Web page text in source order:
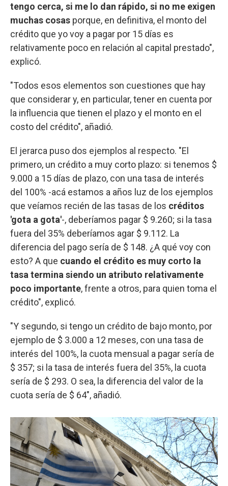
tengo cerca, si me lo dan rápido, si no me exigen
muchas cosas porque, en definitiva, el monto del
crédito que yo voy a pagar por 15 días es
relativamente poco en relación al capital prestado",
explicó.
"Todos esos elementos son cuestiones que hay
que considerar y, en particular, tener en cuenta por
la influencia que tienen el plazo y el monto en el
costo del crédito", añadió.
El jerarca puso dos ejemplos al respecto. "El
primero, un crédito a muy corto plazo: si tenemos $
9.000 a 15 días de plazo, con una tasa de interés
del 100% -acá estamos a años luz de los ejemplos
que veíamos recién de las tasas de los créditos
'gota a gota'-, deberíamos pagar $ 9.260; si la tasa
fuera del 35% deberíamos agar $ 9.112. La
diferencia del pago sería de $ 148. ¿A qué voy con
esto? A que cuando el crédito es muy corto la
tasa termina siendo un atributo relativamente
poco importante, frente a otros, para quien toma el
crédito", explicó.
"Y segundo, si tengo un crédito de bajo monto, por
ejemplo de $ 3.000 a 12 meses, con una tasa de
interés del 100%, la cuota mensual a pagar sería de
$ 357; si la tasa de interés fuera del 35%, la cuota
sería de $ 293. O sea, la diferencia del valor de la
cuota sería de $ 64", añadió.